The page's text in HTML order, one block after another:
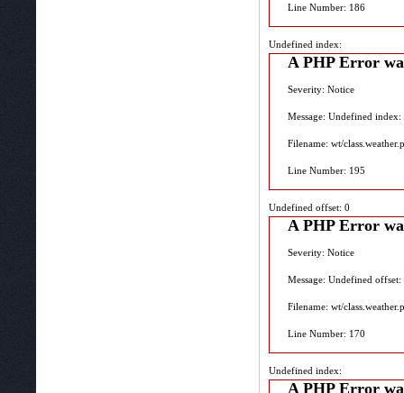
Line Number: 186
Undefined index:
A PHP Error
Severity: Notice
Message: Undefined index:
Filename: wt/
Line Number: 195
Undefined offset: 0
A PHP Error
Severity: Notice
Message: Undefined offset:
Filename: wt/
Line Number: 170
Undefined index:
A PHP Error